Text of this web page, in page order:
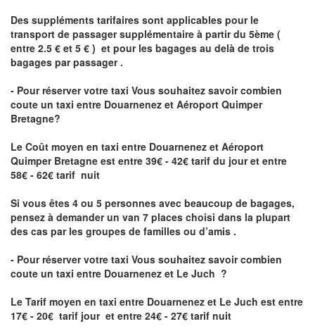
Des suppléments tarifaires sont applicables pour le
transport de passager supplémentaire à partir du 5ème (
entre 2.5 € et 5 € ) et pour les bagages au delà de trois
bagages par passager .
- Pour réserver votre taxi Vous souhaitez savoircombien
coute un taxi entre Douarnenez et Aéroport Quimper
Bretagne?
Le Coût moyen en taxi entre Douarnenez et Aéroport
Quimper Bretagne est entre 39€ - 42€ tarif du jour et entre
58€ - 62€ tarif nuit
Si vous êtes 4 ou 5 personnes avec beaucoup de bagages,
pensez à demander un van 7 places choisi dans la plupart
des cas par les groupes de familles ou d’amis .
- Pour réserver votre taxi Vous souhaitez savoircombien
coute un taxi entre Douarnenez et Le Juch ?
Le Tarif moyen en taxi entre Douarnenez et Le Juch est entre
17€ - 20€ tarif jour et entre 24€ - 27€ tarif nuit